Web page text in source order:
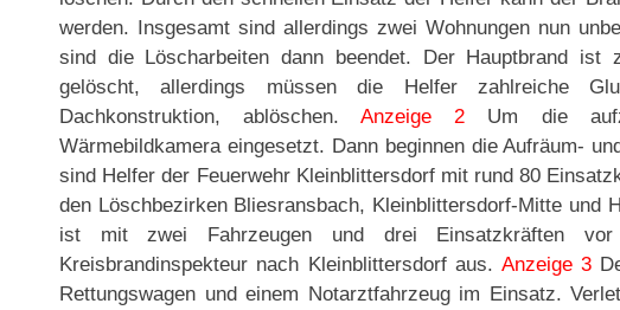
werden. Insgesamt sind allerdings zwei Wohnungen nun
sind die Löscharbeiten dann beendet. Der Hauptbrand ist
gelöscht, allerdings müssen die Helfer zahlreiche
Dachkonstruktion, ablöschen.Anzeige 2 Um die
Wärmebildkamera eingesetzt. Dann beginnen die Aufräum-
sind Helfer der Feuerwehr Kleinblittersdorf mit rund 80
den Löschbezirken Bliesransbach, Kleinblittersdorf-Mitte und
ist mit zwei Fahrzeugen und drei Einsatzkräften
Kreisbrandinspekteur nach Kleinblittersdorf aus. Anzeige 3
Rettungswagen und einem Notarztfahrzeug im Einsatz.